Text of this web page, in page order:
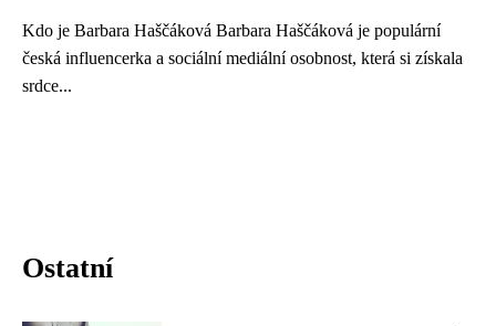
Kdo je Barbara Haščáková Barbara Haščáková je populární
česká influencerka a sociální mediální osobnost, která si získala
srdce...
Ostatní